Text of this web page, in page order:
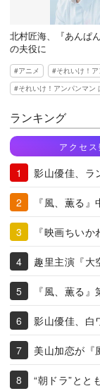
北村匠海、『あんぱ
の夫役に
アニメ それいけ！
それいけ！アンパンマン
ランキング
アクセス
影山優佳、ラ
『風、薫る
『映画ちい
趣里主演『大
『風、薫る
影山優佳、白
美山加恋が『
“朝ドラ”とと